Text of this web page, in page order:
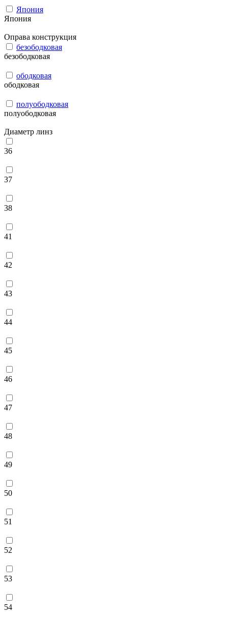
Япония
Япония
Оправа конструкция
безободковая
безободковая
ободковая
ободковая
полуободковая
полуободковая
Диаметр линз
36
37
38
41
42
43
44
45
46
47
48
49
50
51
52
53
54